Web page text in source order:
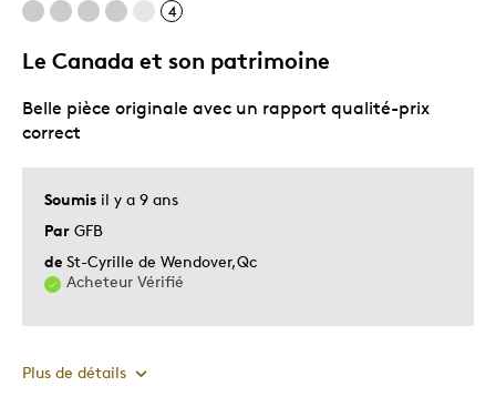
Les meilleures utilisations
Occasion spéciale
4
Le Canada et son patrimoine
Soumis il y a 9 ans
Par GFB
de St-Cyrille de Wendover,Qc
Acheteur Vérifié
Belle pièce originale avec un rapport qualité-prix
correct
Plus de détails